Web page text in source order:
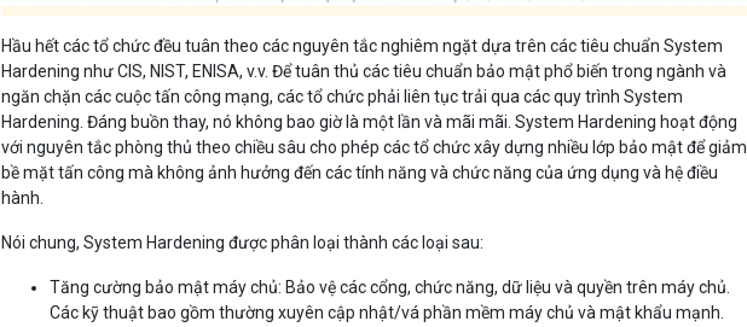
Hầu hết các tổ chức đều tuân theo các nguyên tắc nghiêm ngặt dựa trên các tiêu chuẩn System
Hardening như CIS, NIST, ENISA, v.v. Để tuân thủ các tiêu chuẩn bảo mật phổ biến trong ngành và
ngăn chặn các cuộc tấn công mạng, các tổ chức phải liên tục trải qua các quy trình System
Hardening. Đáng buồn thay, nó không bao giờ là một lần và mãi mãi. System Hardening hoạt động
với nguyên tắc phòng thủ theo chiều sâu cho phép các tổ chức xây dựng nhiều lớp bảo mật để giảm
bề mặt tấn công mà không ảnh hưởng đến các tính năng và chức năng của ứng dụng và hệ điều
hành.
Nói chung, System Hardening được phân loại thành các loại sau:
Tăng cường bảo mật máy chủ: Bảo vệ các cổng, chức năng, dữ liệu và quyền trên máy chủ.
Các kỹ thuật bao gồm thường xuyên cập nhật/vá phần mềm máy chủ và mật khẩu mạnh.